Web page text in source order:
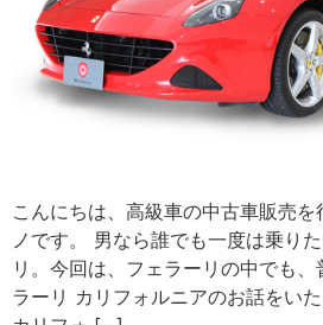
こんにちは、高級車の中古車販売
ノです。 男なら誰でも一度は乗り
リ。今回は、フェラーリの中でも
ラーリ カリフォルニアのお話をい